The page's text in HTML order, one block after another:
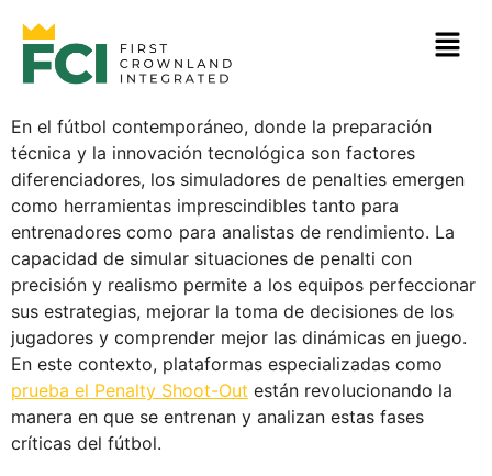
En el fútbol contemporáneo, donde la preparación
técnica y la innovación tecnológica son factores
diferenciadores, los simuladores de penalties emergen
como herramientas imprescindibles tanto para
entrenadores como para analistas de rendimiento. La
capacidad de simular situaciones de penalti con
precisión y realismo permite a los equipos perfeccionar
sus estrategias, mejorar la toma de decisiones de los
jugadores y comprender mejor las dinámicas en juego.
En este contexto, plataformas especializadas como
prueba el Penalty Shoot-Out están revolucionando la
manera en que se entrenan y analizan estas fases
críticas del fútbol.